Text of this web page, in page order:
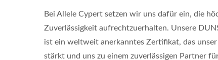
Bei Allele Cypert setzen wir uns dafür ein, die
Zuverlässigkeit aufrechtzuerhalten. Unsere
ist ein weltweit anerkanntes Zertifikat, das
stärkt und uns zu einem zuverlässigen Partner